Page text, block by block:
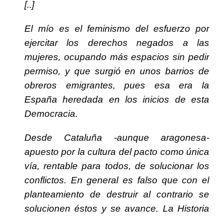
[..]
El mío es el feminismo del esfuerzo por
ejercitar los derechos negados a las
mujeres, ocupando más espacios sin pedir
permiso, y que surgió en unos barrios de
obreros emigrantes, pues esa era la
España heredada en los inicios de esta
Democracia.
Desde Cataluña -aunque aragonesa-
apuesto por la cultura del pacto como única
vía, rentable para todos, de solucionar los
conflictos. En general es falso que con el
planteamiento de destruir al contrario se
solucionen éstos y se avance. La Historia